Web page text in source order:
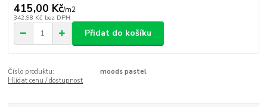
415,00 Kč/m2
342,98 Kč bez DPH
Přidat do košíku
Číslo produktu:
moods pastel
Hlídat cenu / dostupnost